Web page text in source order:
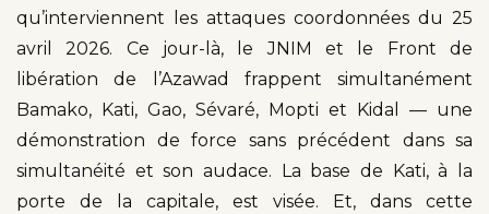
qu’interviennent les attaques coordonnées du 25
avril 2026. Ce jour-là, le JNIM et le Front de
libération de l’Azawad frappent simultanément
Bamako, Kati, Gao, Sévaré, Mopti et Kidal — une
démonstration de force sans précédent dans sa
simultanéité et son audace. La base de Kati, à la
porte de la capitale, est visée. Et, dans cette